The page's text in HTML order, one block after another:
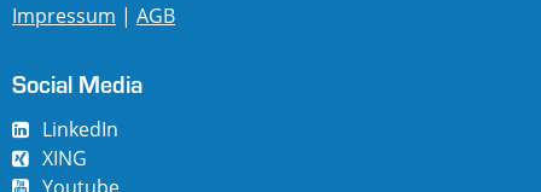
Impressum | AGB
Social Media
LinkedIn
XING
Youtube